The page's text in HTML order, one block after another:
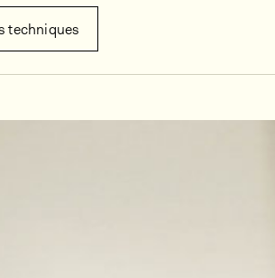
techniques